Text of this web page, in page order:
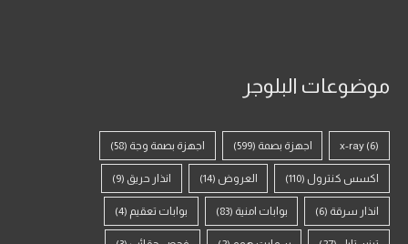
موضوعات البلوجر
x-ray (6) اجهزة بصمة (599) اجهزة بصمة وجة (58)
اكسس كنترول (110) العروض (14) انذار حريق (9)
انذار سرقة (6) بوابات امنية (83) بوابات تعقيم (4)